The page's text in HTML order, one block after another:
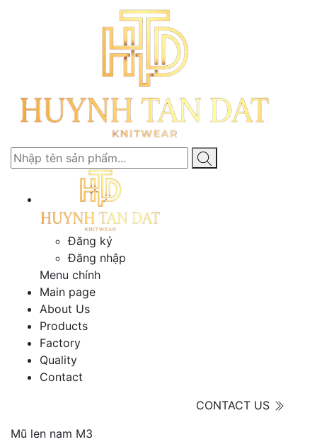
Đăng ký
Đăng nhập
Menu chính
Main page
About Us
Products
Factory
Quality
Contact
CONTACT US
Mũ len nam M3